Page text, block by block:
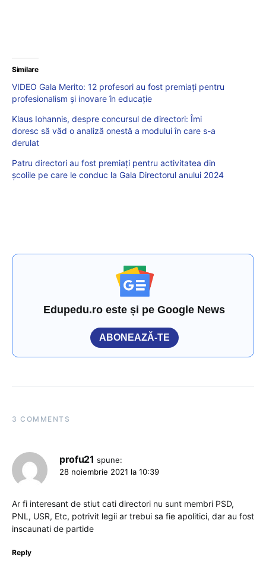
Similare
VIDEO Gala Merito: 12 profesori au fost premiați pentru
profesionalism și inovare în educație
Klaus Iohannis, despre concursul de directori: Îmi
doresc să văd o analiză onestă a modului în care s-a
derulat
Patru directori au fost premiați pentru activitatea din
școlile pe care le conduc la Gala Directorul anului 2024
Edupedu.ro este și pe Google News
ABONEAZĂ-TE
3 COMMENTS
profu21 spune:
28 noiembrie 2021 la 10:39
Ar fi interesant de stiut cati directori nu sunt membri PSD,
PNL, USR, Etc, potrivit legii ar trebui sa fie apolitici, dar au fost
inscaunati de partide
Reply